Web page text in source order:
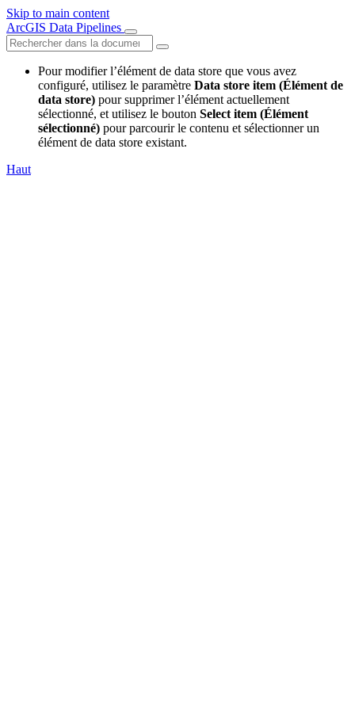
Skip to main content
ArcGIS Data Pipelines
Pour modifier l’élément de data store que vous avez
configuré, utilisez le paramètre Data store item (Élément de
data store) pour supprimer l’élément actuellement
sélectionné, et utilisez le bouton Select item (Élément
sélectionné) pour parcourir le contenu et sélectionner un
élément de data store existant.
Haut